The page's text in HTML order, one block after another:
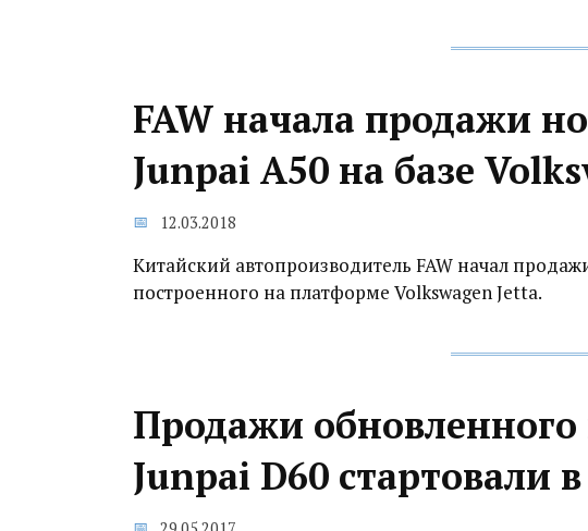
FAW начала продажи
Junpai A50 на базе
12.03.2018
Китайский автопроизводитель FAW начал
построенного на платформе Volkswagen Jetta.
Продажи обновленного
Junpai D60 стартовали